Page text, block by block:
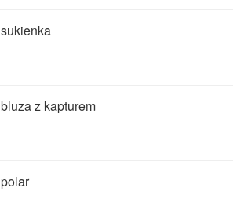
sukienka
bluza z kapturem
polar